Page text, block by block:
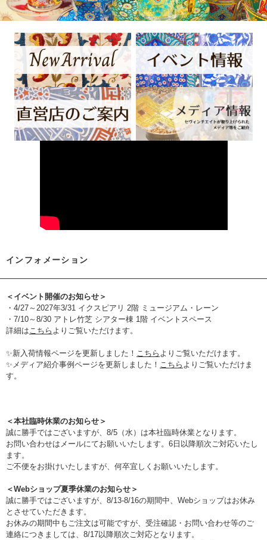
インフォメーション
＜イベント開催のお知らせ＞
・4/27～2027年3/31 イクスピアリ 2階 ミュージアム・レーン
・7/10～8/30 アトレ竹芝 シアター棟 1階 イベントスペース
詳細はこちら よりご覧いただけます。
✨新入荷情報ページを更新しました！ こちら よりご覧いただけます。
✨メディア紹介事例ページを更新しました！ こちら よりご覧いただけま
す。
＜本社臨時休業のお知らせ＞
誠に勝手ではございますが、8/5（水）は本社臨時休業となります。
お問い合わせはメールにてお願いいたします。6日以降順次ご対応いたし
ます。
ご不便をお掛けいたしますが、何卒宜しくお願いいたします。
＜Webショップ夏季休業のお知らせ＞
誠に勝手ではございますが、8/13-8/16の期間中、Webショップはお休み
とさせていただきます。
お休みの期間中もご注文は可能ですが、受注確認・お問い合わせ等のご
連絡につきましては、8/17以降順次ご対応となります。